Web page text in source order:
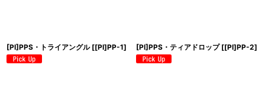
[PI]PPS・トライアングル [[PI]PP-1] [PI]PPS・ティアドロップ [[PI]PP-2]